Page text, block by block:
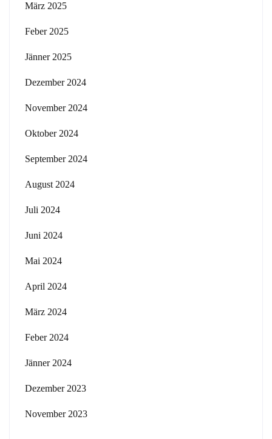
März 2025
Feber 2025
Jänner 2025
Dezember 2024
November 2024
Oktober 2024
September 2024
August 2024
Juli 2024
Juni 2024
Mai 2024
April 2024
März 2024
Feber 2024
Jänner 2024
Dezember 2023
November 2023